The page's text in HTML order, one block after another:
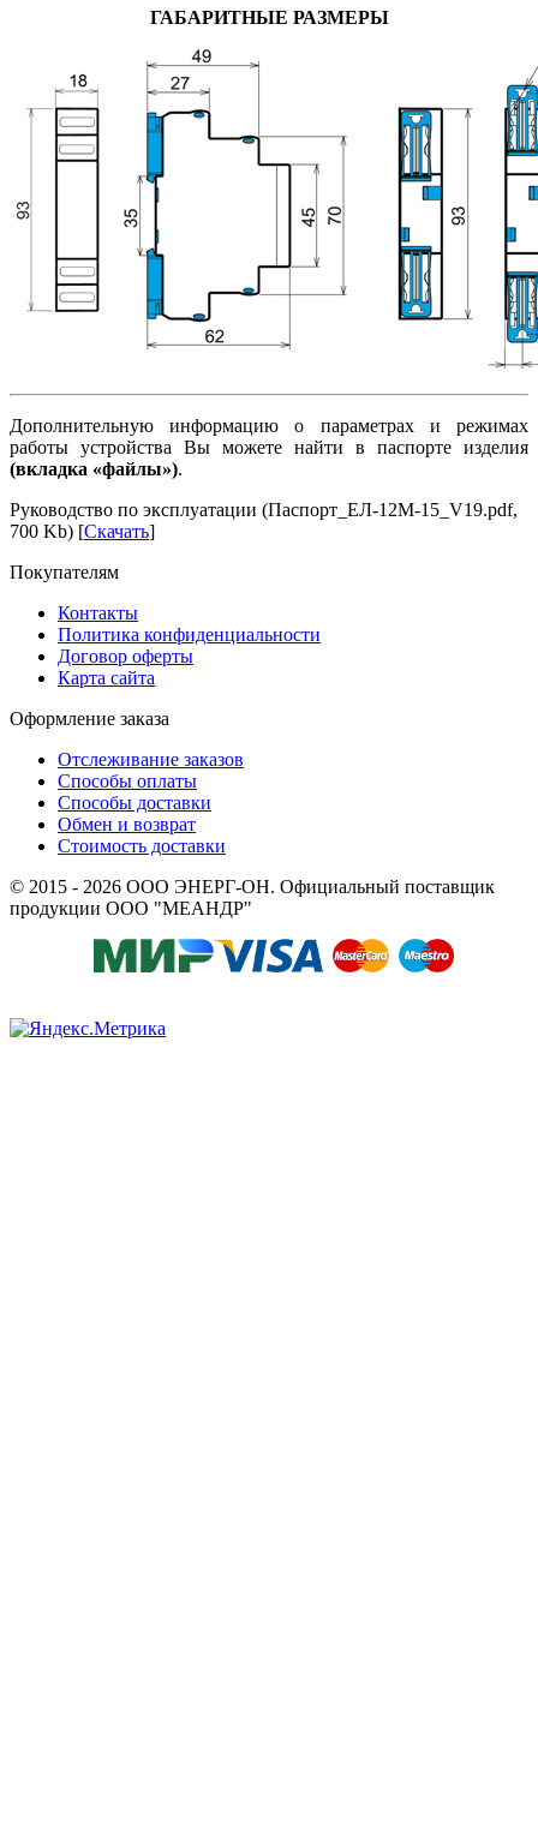
ГАБАРИТНЫЕ РАЗМЕРЫ
Дополнительную информацию о параметрах и режимах
работы устройства Вы можете найти в паспорте изделия
(вкладка «файлы»).
Руководство по эксплуатации (Паспорт_ЕЛ-12М-15_V19.pdf,
700 Kb) [Скачать]
Покупателям
Контакты
Политика конфиденциальности
Договор оферты
Карта сайта
Оформление заказа
Отслеживание заказов
Способы оплаты
Способы доставки
Обмен и возврат
Стоимость доставки
© 2015 - 2026 ООО ЭНЕРГ-ОН. Официальный поставщик
продукции ООО "МЕАНДР"